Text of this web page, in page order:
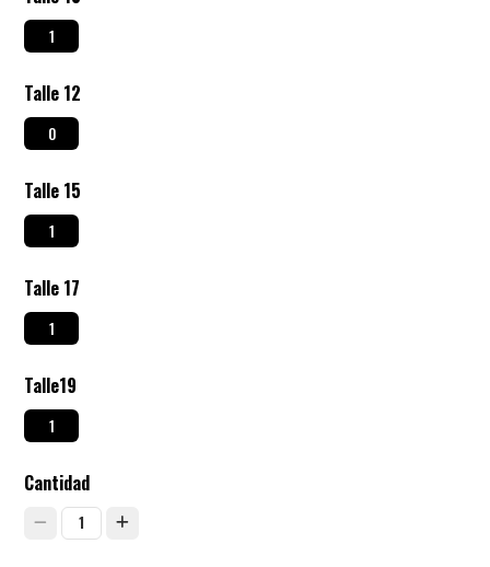
1
Talle 12
0
Talle 15
1
Talle 17
1
Talle19
1
Cantidad
1